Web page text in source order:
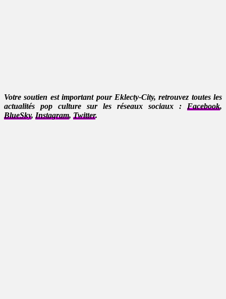
Votre soutien est important pour Eklecty-City, retrouvez toutes les
actualités pop culture sur les réseaux sociaux : Facebook,
BlueSky, Instagram, Twitter.